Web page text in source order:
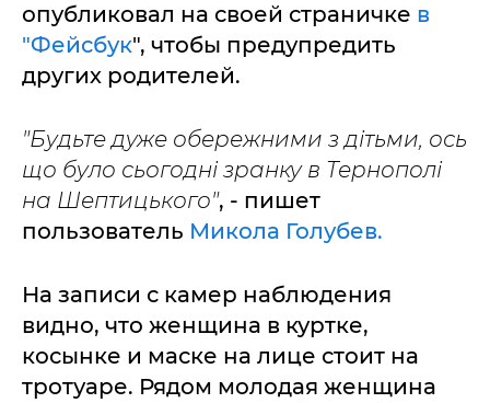
опубликовал на своей страничке в
"Фейсбук", чтобы предупредить
других родителей.
"Будьте дуже обережними з дітьми, ось
що було сьогодні зранку в Тернополі
на Шептицького", - пишет
пользователь Микола Голубев.
На записи с камер наблюдения
видно, что женщина в куртке,
косынке и маске на лице стоит на
тротуаре. Рядом молодая женщина